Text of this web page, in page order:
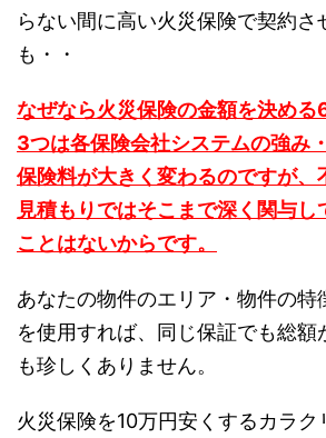
らない間に高い火災保険で契約さ
も・・
なぜなら火災保険の金額を決める
3つは各保険会社システムの強み
保険料が大きく変わるのですが、
見積もりではそこまで深く関与し
ことはないからです。
あなたの物件のエリア・物件の特
を使用すれば、同じ保証でも総額
も珍しくありません。
火災保険を10万円安くするカラ